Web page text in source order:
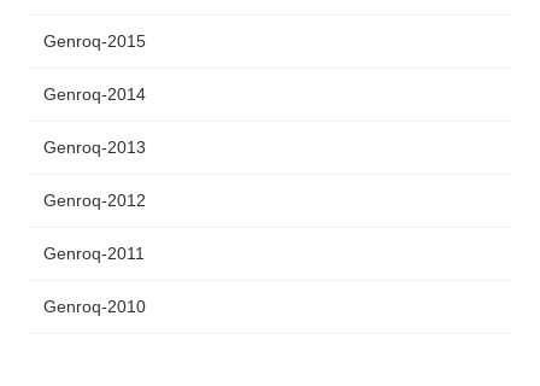
Genroq-2015
Genroq-2014
Genroq-2013
Genroq-2012
Genroq-2011
Genroq-2010